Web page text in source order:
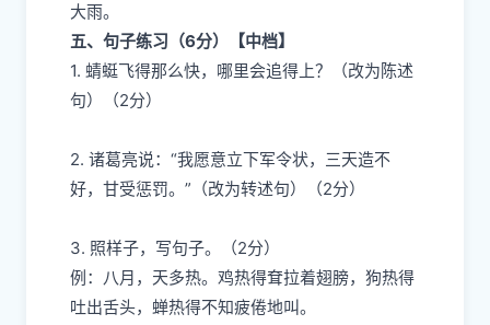
大雨。
五、句子练习（6分）【中档】
1. 蜻蜓飞得那么快，哪里会追得上？（改为陈述
句）（2分）
2. 诸葛亮说：“我愿意立下军令状，三天造不
好，甘受惩罚。”（改为转述句）（2分）
3. 照样子，写句子。（2分）
例：八月，天多热。鸡热得耷拉着翅膀，狗热得
吐出舌头，蝉热得不知疲倦地叫。